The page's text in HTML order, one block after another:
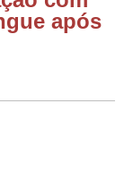
após